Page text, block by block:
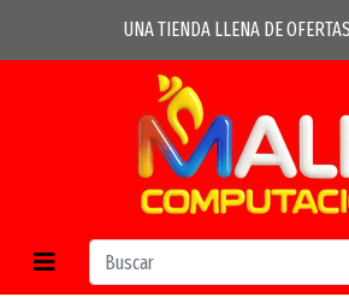
UNA TIENDA LLENA DE